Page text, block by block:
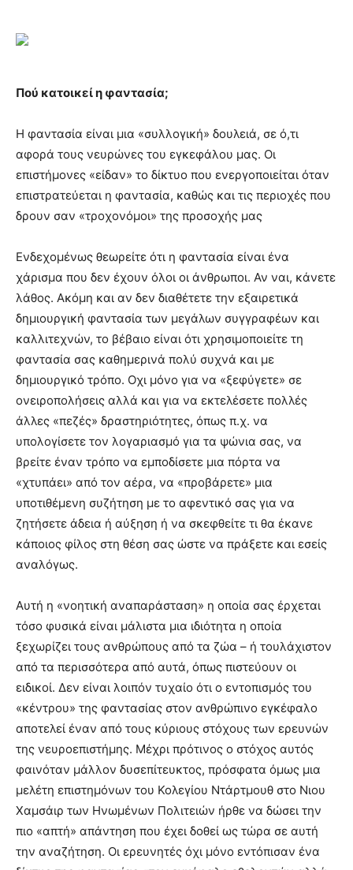
Πού κατοικεί η φαντασία;
Η φαντασία είναι μια «συλλογική» δουλειά, σε ό,τι
αφορά τους νευρώνες του εγκεφάλου μας. Οι
επιστήμονες «είδαν» το δίκτυο που ενεργοποιείται όταν
επιστρατεύεται η φαντασία, καθώς και τις περιοχές που
δρουν σαν «τροχονόμοι» της προσοχής μας
Ενδεχομένως θεωρείτε ότι η φαντασία είναι ένα
χάρισμα που δεν έχουν όλοι οι άνθρωποι. Αν ναι, κάνετε
λάθος. Ακόμη και αν δεν διαθέτετε την εξαιρετικά
δημιουργική φαντασία των μεγάλων συγγραφέων και
καλλιτεχνών, το βέβαιο είναι ότι χρησιμοποιείτε τη
φαντασία σας καθημερινά πολύ συχνά και με
δημιουργικό τρόπο. Οχι μόνο για να «ξεφύγετε» σε
ονειροπολήσεις αλλά και για να εκτελέσετε πολλές
άλλες «πεζές» δραστηριότητες, όπως π.χ. να
υπολογίσετε τον λογαριασμό για τα ψώνια σας, να
βρείτε έναν τρόπο να εμποδίσετε μια πόρτα να
«χτυπάει» από τον αέρα, να «προβάρετε» μια
υποτιθέμενη συζήτηση με το αφεντικό σας για να
ζητήσετε άδεια ή αύξηση ή να σκεφθείτε τι θα έκανε
κάποιος φίλος στη θέση σας ώστε να πράξετε και εσείς
αναλόγως.
Αυτή η «νοητική αναπαράσταση» η οποία σας έρχεται
τόσο φυσικά είναι μάλιστα μια ιδιότητα η οποία
ξεχωρίζει τους ανθρώπους από τα ζώα – ή τουλάχιστον
από τα περισσότερα από αυτά, όπως πιστεύουν οι
ειδικοί. Δεν είναι λοιπόν τυχαίο ότι ο εντοπισμός του
«κέντρου» της φαντασίας στον ανθρώπινο εγκέφαλο
αποτελεί έναν από τους κύριους στόχους των ερευνών
της νευροεπιστήμης. Μέχρι πρότινος ο στόχος αυτός
φαινόταν μάλλον δυσεπίτευκτος, πρόσφατα όμως μια
μελέτη επιστημόνων του Κολεγίου Ντάρτμουθ στο Νιου
Χαμσάιρ των Ηνωμένων Πολιτειών ήρθε να δώσει την
πιο «απτή» απάντηση που έχει δοθεί ως τώρα σε αυτή
την αναζήτηση. Οι ερευνητές όχι μόνο εντόπισαν ένα